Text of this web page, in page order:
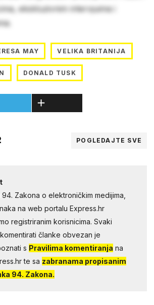
ekskluzivnim intervjuima i
MAY VELIKA BRITANIJA
DONALD TUSK
POGLEDAJTE SVE
Zakona o elektroničkim medijima,
na web portalu Express.hr
registriranim korisnicima. Svaki
članke obvezan je
s Pravilima komentiranja na
te sa zabranama propisanim
94. Zakona.